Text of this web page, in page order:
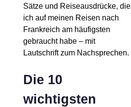
Sätze und Reiseausdrücke, die
ich auf meinen Reisen nach
Frankreich am häufigsten
gebraucht habe – mit
Lautschrift zum Nachsprechen.
Die 10
wichtigsten